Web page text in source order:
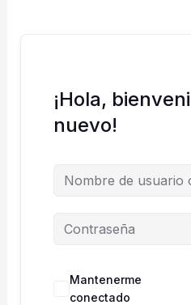
¡Hola,
nuevo!
Mantenerme
conectado